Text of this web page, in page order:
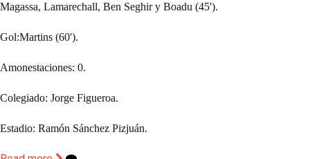
Magassa, Lamarechall, Ben Seghir y Boadu (45').
Gol:Martins (60').
Amonestaciones: 0.
Colegiado: Jorge Figueroa.
Estadio: Ramón Sánchez Pizjuán.